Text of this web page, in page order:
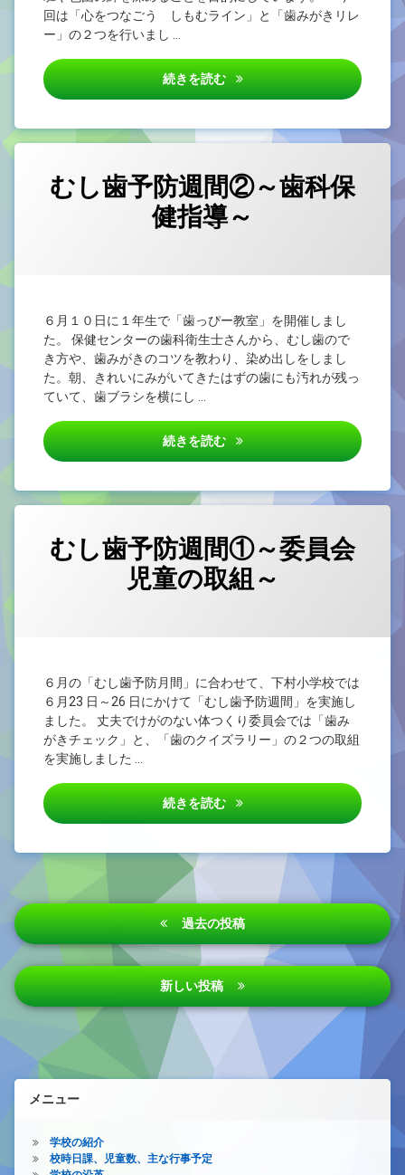
回は「心をつなごう しもむライン」と「歯みがきリレ
ー」の２つを行いまし …
続きを読む 第１回 エンジョイ！きずな
むし歯予防週間②～歯科保
健指導～
６月１０日に１年生で「歯っぴー教室」を開催しまし
た。 保健センターの歯科衛生士さんから、むし歯ので
き方や、歯みがきのコツを教わり、染め出しをしまし
た。朝、きれいにみがいてきたはずの歯にも汚れが残っ
ていて、歯ブラシを横にし …
続きを読む むし歯予防週間②～歯科保健
むし歯予防週間①～委員会
児童の取組～
６月の「むし歯予防月間」に合わせて、下村小学校では
６月23 日～26 日にかけて「むし歯予防週間」を実施し
ました。 丈夫でけがのない体つくり委員会では「歯み
がきチェック」と、「歯のクイズラリー」の２つの取組
を実施しました …
続きを読む むし歯予防週間①～委員会児
投
稿
ナ
ビ
ー
シ
ョ
ン
過去の投稿
新しい投稿
メニュー
学校の紹介
校時日課、児童数、主な行事予定